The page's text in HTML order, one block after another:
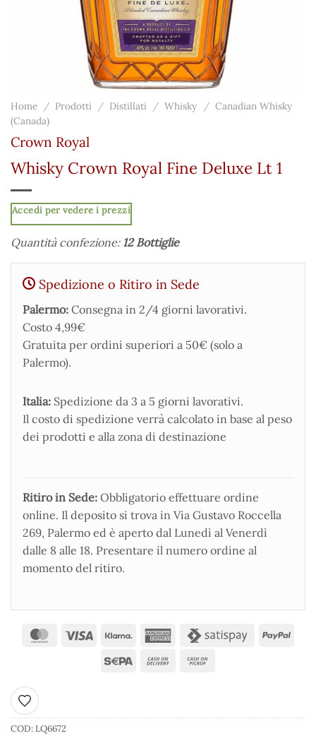
Home / Prodotti / Distillati / Whisky / Canadian Whisky
(Canada)
Crown Royal
Whisky Crown Royal Fine Deluxe Lt 1
Accedi per vedere i prezzi
Quantità confezione: 12 Bottiglie
Spedizione o Ritiro in Sede
Palermo: Consegna in 2/4 giorni lavorativi.
Costo 4,99€
Gratuita per ordini superiori a 50€ (solo a
Palermo).
Italia: Spedizione da 3 a 5 giorni lavorativi.
Il costo di spedizione verrà calcolato in base al peso
dei prodotti e alla zona di destinazione
Ritiro in Sede: Obbligatorio effettuare ordine
online. Il deposito si trova in Via Gustavo Roccella
269, Palermo ed è aperto dal Lunedì al Venerdì
dalle 8 alle 18. Presentare il numero ordine al
momento del ritiro.
Aggiungi ai preferiti
COD:LQ6672